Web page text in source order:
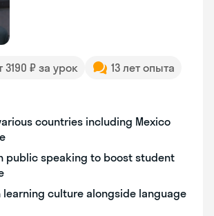
3190 ₽ за урок
13 лет опыта
countries including Mexico
public speaking to boost student
learning culture alongside language